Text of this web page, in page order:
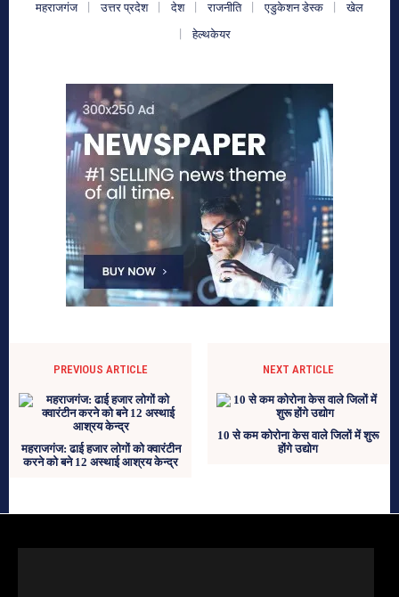
महराजगंज उत्तर प्रदेश देश राजनीति एडुकेशन डेस्क
खेल
हेल्थकेयर
PREVIOUS ARTICLE
महराजगंज: ढाई हजार लोगों को क्वारंटीन
करने को बने 12 अस्थाई आश्रय केन्द्र
NEXT ARTICLE
10 से कम कोरोना केस वाले जिलों में शुरू
होंगे उद्योग